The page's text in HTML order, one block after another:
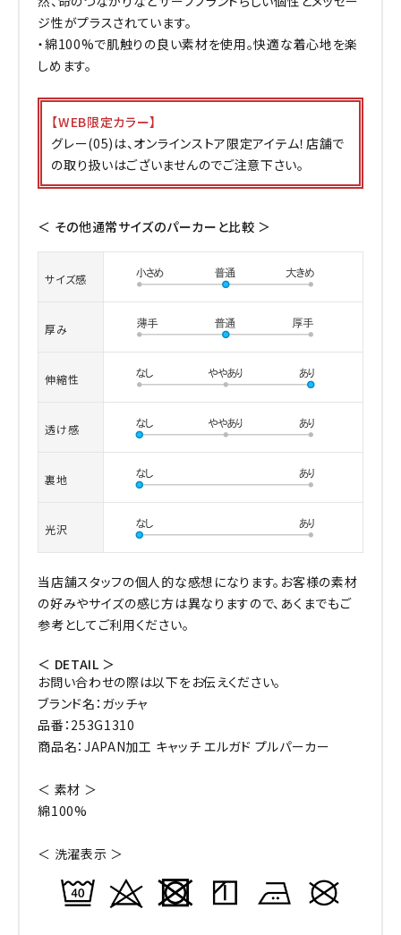
ジ性がプラスされています。
・綿100%で肌触りの良い素材を使用。快適な着心地を楽
しめます。
【WEB限定カラー】
グレー(05)は、オンラインストア限定アイテム！店舗で
の取り扱いはございませんのでご注意下さい。
＜ その他通常サイズのパーカーと比較 ＞
サイズ感
厚み
伸縮性
透け感
裏地
光沢
当店舗スタッフの個人的な感想になります。お客様の素材
の好みやサイズの感じ方は異なりますので、あくまでもご
参考としてご利用ください。
＜ DETAIL ＞
お問い合わせの際は以下をお伝えください。
ブランド名：ガッチャ
品番：253G1310
商品名：JAPAN加工 キャッチ エルガド プルパーカー
＜ 素材 ＞
綿100%
＜ 洗濯表示 ＞